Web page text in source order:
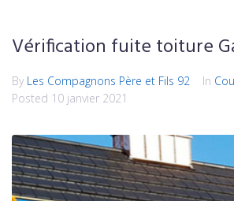
Vérification fuite toiture
By Les Compagnons Père et Fils 92 In
Posted 10 janvier 2021